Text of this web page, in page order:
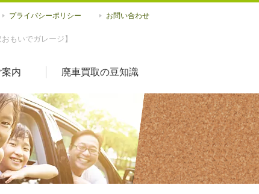
もいでガレージ】
プライバシーポリシー お問い合わせ
案内 廃車買取の豆知識